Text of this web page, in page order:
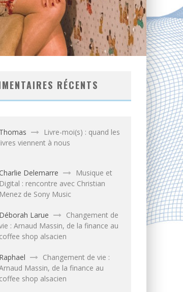
RÉCENTS
Thomas
Livre-moi(s) : quand les
livres viennent à nous
Delemarre
Musique et
Digital : rencontre avec Christian
Menez de Sony Music
Déborah Larue
Changement de
: Arnaud Massin, de la finance au
coffee shop alsacien
Raphael
Changement de vie :
Massin, de la finance au
coffee shop alsacien